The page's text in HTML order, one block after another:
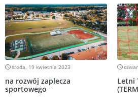
środa, 19 kwietnia 2023
na rozwój zaplecza
sportowego
Letni